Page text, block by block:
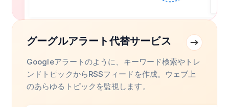
グーグルアラート代替サービス
Googleアラートのように、キーワード検索やトレ
ンドトピックからRSSフィードを作成。ウェブ上
のあらゆるトピックを監視します。